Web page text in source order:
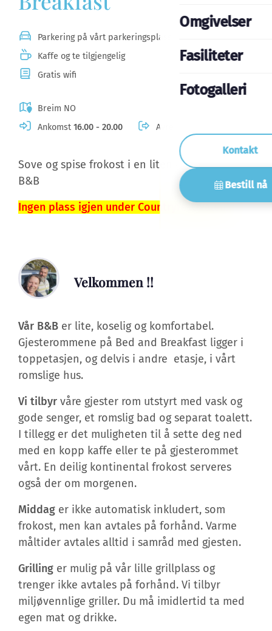
Sove og spise frokost i en liten og attraktiv
B&B
Ingen plass igjen under Countryfestivalen.
Parkering på vårt parkeringsplass
Kaffe og te tilgjengelig
Gratis wifi
Breim NO
Ankomst 16.00 - 20.00 Avreise
Velkommen !!
Vår B&B er lite, koselig og komfortabel.
Gjesterommene på Bed and Breakfast ligger i
toppetasjen, og delvis i andre etasje, i vårt
romslige hus.
Vi tilbyr våre gjester rom utstyrt med vask og
gode senger, et romslig bad og separat toalett.
I tillegg er det muligheten til å sette deg ned
med en kopp kaffe eller te på gjesterommet
vårt. En deilig kontinental frokost serveres
også der om morgenen.
Middag er ikke automatisk inkludert, som
frokost, men kan avtales på forhånd. Varme
måltider avtales alltid i samråd med gjesten.
Grilling er mulig på vår lille grillplass og
trenger ikke avtales på forhånd. Vi tilbyr
miljøvennlige griller. Du må imidlertid ta med
egen mat og drikke.
Omgivelser
Fasiliteter
Fotogalleri
Kontakt
Bestill nå